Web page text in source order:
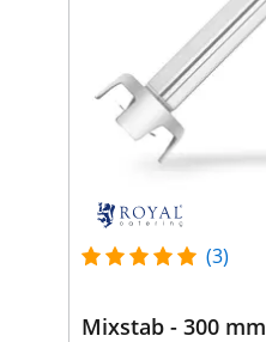
(3)
Mixstab - 300 mm